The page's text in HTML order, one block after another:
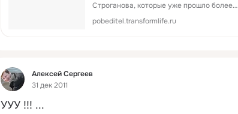
Строганова, которые уже прошло более
4000 человек. Оставьте контакты в форму
на странице, чтобы получать видео
pobeditel.transformlife.ru
Фид
Алексей Сергеев
31 дек 2011
УУУ !!! ...